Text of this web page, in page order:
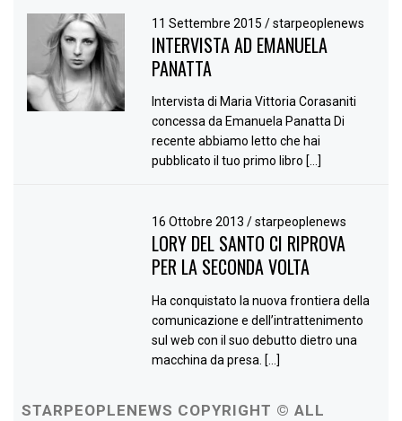
11 Settembre 2015/ starpeoplenews
INTERVISTA AD EMANUELA
PANATTA
Intervista di Maria Vittoria Corasaniti
concessa da Emanuela Panatta Di
recente abbiamo letto che hai
pubblicato il tuo primo libro […]
16 Ottobre 2013/ starpeoplenews
LORY DEL SANTO CI RIPROVA
PER LA SECONDA VOLTA
Ha conquistato la nuova frontiera della
comunicazione e dell’intrattenimento
sul web con il suo debutto dietro una
macchina da presa. […]
STARPEOPLENEWS COPYRIGHT © ALL